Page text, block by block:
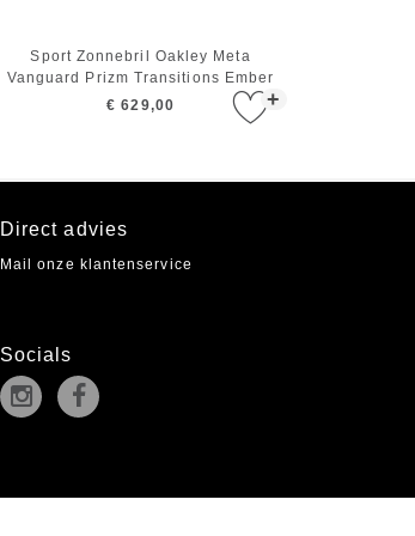
+
Sport Zonnebril Oakley Meta
Vanguard Prizm Transitions Ember
Black
€ 629,00
Direct advies
Mail onze klantenservice
Socials